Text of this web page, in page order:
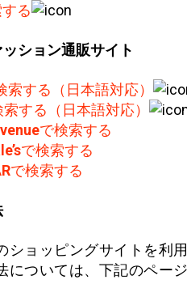
る
ション通販サイト
索する（日本語対応）
する（日本語対応）
で検索する
で検索する
で検索する
ショッピングサイトを利
については、下記のペー